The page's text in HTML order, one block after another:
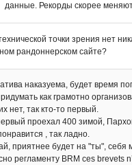
данные. Рекорды скорее
точки зрения нет
рандоннерском сайте?
наказуема, будет время
как грамотно
нет, так кто-то первый.
проехал 400 зимой,
, так ладно.
приятнее будет на "ты", себя
регламенту BRM ces brevets